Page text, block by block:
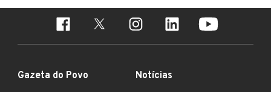
Gazeta do Povo Notícias